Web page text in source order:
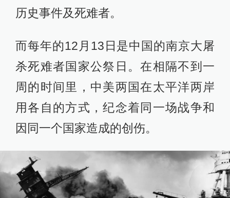
历史事件及死难者。
而每年的12月13日是中国的南京大屠
杀死难者国家公祭日。在相隔不到一
周的时间里，中美两国在太平洋两岸
用各自的方式，纪念着同一场战争和
因同一个国家造成的创伤。